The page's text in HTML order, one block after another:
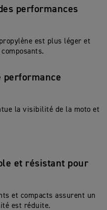
performances
est plus léger et
performance
la visibilité de la moto et
et résistant pour
et compacts assurent un
est réduite.